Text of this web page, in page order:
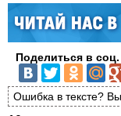
Поделиться в соц.
Ошибка в тексте?